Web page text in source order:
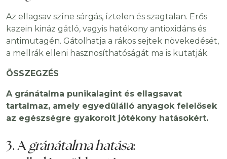
Az ellagsav színe sárgás, íztelen és szagtalan. Erős
kazein kináz gátló, vagyis hatékony antioxidáns és
antimutagén. Gátolhatja a rákos sejtek növekedését,
a mellrák elleni hasznosíthatóságát ma is kutatják.
ÖSSZEGZÉS
A gránátalma punikalagint és ellagsavat
tartalmaz, amely egyedülálló anyagok felelősek
az egészségre gyakorolt ​​jótékony hatásokért.
3. Agránátalma hatása: